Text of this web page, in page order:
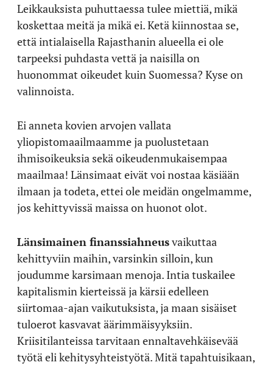
Leikkauksista puhuttaessa tulee miettiä, mikä
koskettaa meitä ja mikä ei. Ketä kiinnostaa se,
että intialaisella Rajasthanin alueella ei ole
tarpeeksi puhdasta vettä ja naisilla on
huonommat oikeudet kuin Suomessa? Kyse on
valinnoista.
Ei anneta kovien arvojen vallata
yliopistomaailmaamme ja puolustetaan
ihmisoikeuksia sekä oikeudenmukaisempaa
maailmaa! Länsimaat eivät voi nostaa käsiään
ilmaan ja todeta, ettei ole meidän ongelmamme,
jos kehittyvissä maissa on huonot olot.
Länsimainen finanssiahneusvaikuttaa
kehittyviin maihin, varsinkin silloin, kun
joudumme karsimaan menoja. Intia tuskailee
kapitalismin kierteissä ja kärsii edelleen
siirtomaa-ajan vaikutuksista, ja maan sisäiset
tuloerot kasvavat äärimmäisyyksiin.
Kriisitilanteissa tarvitaan ennaltavehkäisevää
työtä eli kehitysyhteistyötä. Mitä tapahtuisikaan,